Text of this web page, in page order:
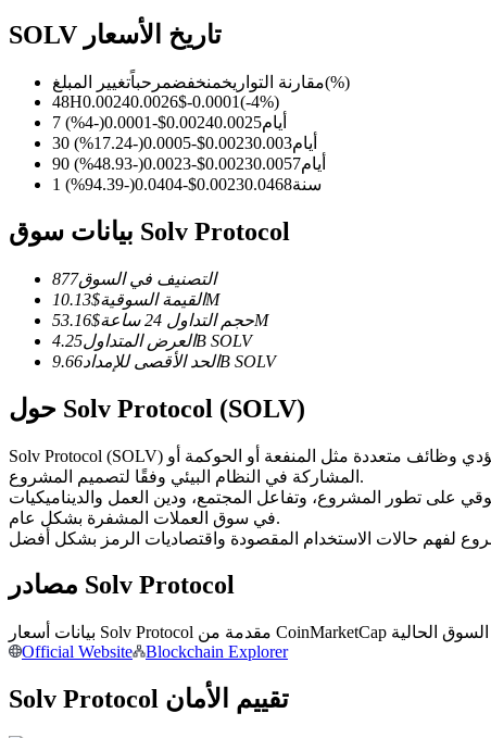
العقود الآجلة للعملات المشفرة
TradFi
مشتقات الأسهم والعملات الأجنبية والمعادن الثمينة والسلع
العقود الآجلة USDC
العقود الآجلة باستخدام USDC كضمان
نسخ التداول
انضم إلى أفضل المتداولين
SOLV تاريخ الأسعار
مقارنة التواريخمنخفضمرحباًتغيير المبلغ
(%)
48H0.00240.0026$-0.0001(-4%)
7 أيام
0.00240.0025
$
-0.0001
(
-4
%)
30 أيام
0.00230.003
$
-0.0005
(
-17.24
%)
90 أيام
0.00230.0057
$
-0.0023
(
-48.93
%)
1 سنة
0.00230.0468
$
-0.0404
(
-94.39
%)
بيانات سوق Solv Protocol
التصنيف في السوق877
القيمة السوقية$
10.13M
حجم التداول 24 ساعة
$
53.16M
العرض المتداول4.25B SOLV
الحد الأقصى للإمداد9.66B SOLV
حول Solv Protocol (SOLV)
Solv Protocol (SOLV) هو رمز رقمي قائم على البلوكشين ومُصدر على شبكة بلوكتشين. ويعمل ضمن البنية التحتية الحالية للبلوكشين المستضيف له، وقد يؤدي وظائف متعددة مثل المنفعة أو الحوكمة أو
المشاركة في النظام البيئي وفقًا لتصميم المشروع.
على تطور المشروع، وتفاعل المجتمع، ودين العمل والديناميكيات
في سوق العملات المشفرة بشكل عام.
مصادر Solv Protocol
Official Website
Blockchain Explorer
Solv Protocol تقييم الأمان